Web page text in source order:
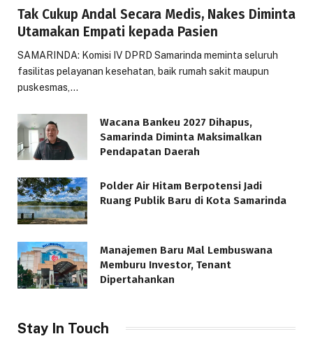
Tak Cukup Andal Secara Medis, Nakes Diminta
Utamakan Empati kepada Pasien
SAMARINDA: Komisi IV DPRD Samarinda meminta seluruh
fasilitas pelayanan kesehatan, baik rumah sakit maupun
puskesmas,…
Wacana Bankeu 2027 Dihapus,
Samarinda Diminta Maksimalkan
Pendapatan Daerah
Polder Air Hitam Berpotensi Jadi
Ruang Publik Baru di Kota Samarinda
Manajemen Baru Mal Lembuswana
Memburu Investor, Tenant
Dipertahankan
Stay In Touch